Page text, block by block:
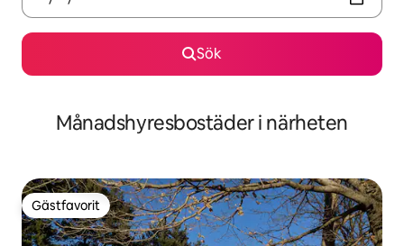
Sök
Månadshyresbostäder i närheten
Gästfavorit
Gästfavorit